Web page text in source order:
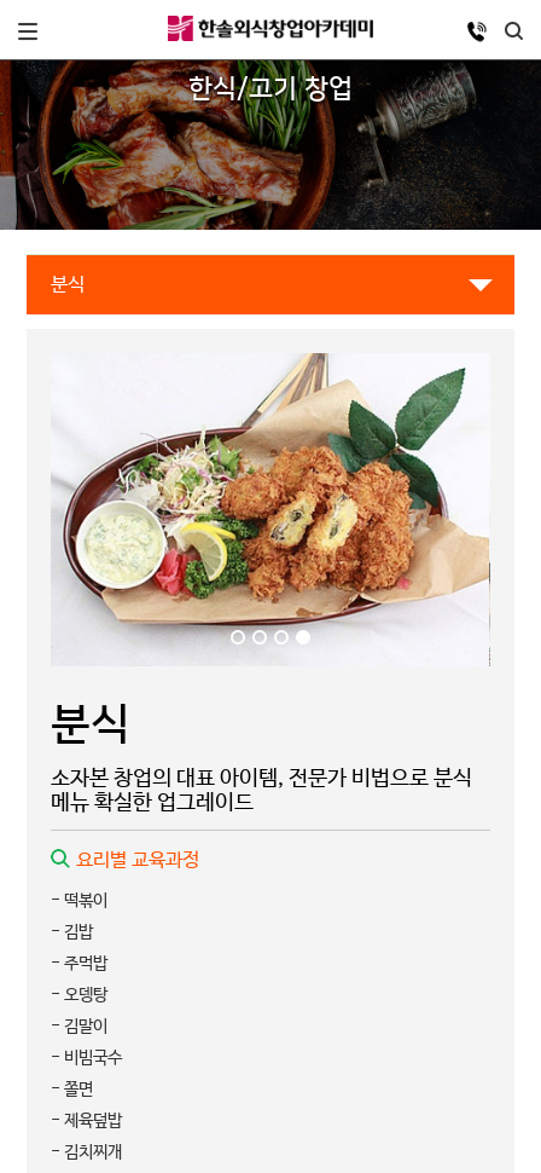
한식/고기 창업
분식
분식
소자본 창업의 대표 아이템, 전문가 비법으로 분식
메뉴 확실한 업그레이드
요리별 교육과정
- 떡볶이
- 김밥
- 주먹밥
- 오뎅탕
- 김말이
- 비빔국수
- 쫄면
- 제육덮밥
- 김치찌개